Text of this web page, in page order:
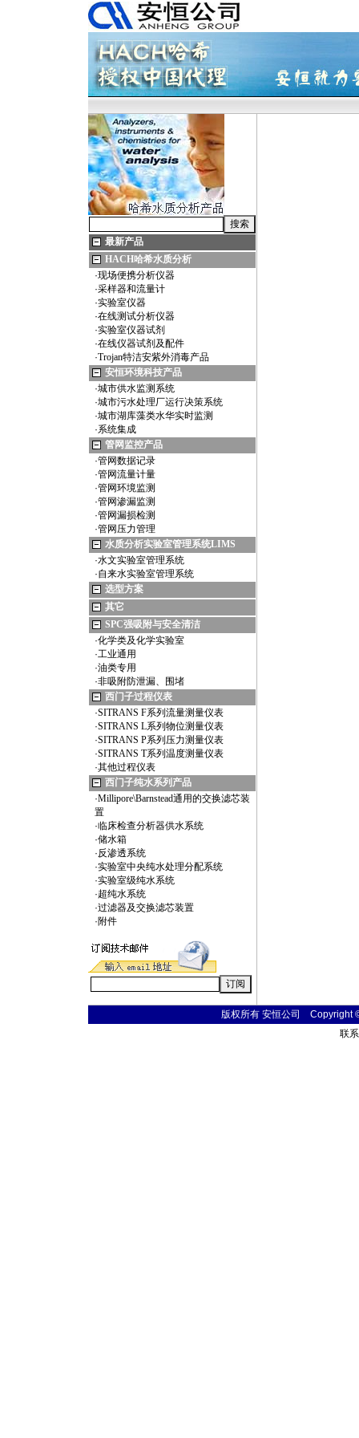
最新产品
HACH哈希水质分析
·现场便携分析仪器
·采样器和流量计
·实验室仪器
·在线测试分析仪器
·实验室仪器试剂
·在线仪器试剂及配件
·Trojan特洁安紫外消毒产品
安恒环境科技产品
·城市供水监测系统
·城市污水处理厂运行决策系统
·城市湖库藻类水华实时监测
·系统集成
管网监控产品
·管网数据记录
·管网流量计量
·管网环境监测
·管网渗漏监测
·管网漏损检测
·管网压力管理
水质分析实验室管理系统LIMS
·水文实验室管理系统
·自来水实验室管理系统
选型方案
其它
SPC强吸附与安全清洁
·化学类及化学实验室
·工业通用
·油类专用
·非吸附防泄漏、围堵
西门子过程仪表
·SITRANS F系列流量测量仪表
·SITRANS L系列物位测量仪表
·SITRANS P系列压力测量仪表
·SITRANS T系列温度测量仪表
·其他过程仪表
西门子纯水系列产品
·Millipore\Barnstead通用的交换滤芯装
置
·临床检查分析器供水系统
·储水箱
·反渗透系统
·实验室中央纯水处理分配系统
·实验室级纯水系统
·超纯水系统
·过滤器及交换滤芯装置
·附件
版权所有 安恒公司 Copyright
联